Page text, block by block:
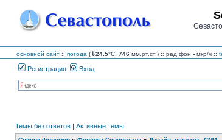
основной сайт :: погода (⇓24.5°C, 746 мм.рт.ст.) :: рад.фон - мкр/ч ::
Регистрация Вход
Темы без ответов | Активные темы